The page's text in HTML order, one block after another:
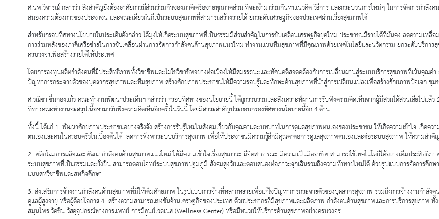
ศ.นพ.วิจารณ์ กล่าวว่า สิ่งสำคัญยังต้องอาศัยการมีส่วนร่วมกันของภาคีเครือข่ายทุกภาคส่วน ที่จะเข้ามาร่วมกันหาแนวคิด วิธีการ และกระบวนการใหม่ๆ ในการจัดการกำ
สนองความต้องการของประชาชน และขณะเดียวกันก็เป็นระบบสุขภาพที่สามารถสร้างรายได้ ยกระดับเศรษฐกิจของประเทศผ่านเรื่องสุขภาพได้
สำหรับกรอบทิศทางนโยบายในประเด็นดังกล่าว ได้มุ่งให้เกิดระบบสุขภาพที่เป็นธรรมมีส่วนสำคัญในการขับเคลื่อนเศรษฐกิจยุคใหม่ ประชาชนมีรายได้ที่มั่นคง ลดความเหลื่
การร่วมพลังของภาคีเครือข่ายในการขับเคลื่อนผ่านการจัดการกำลังคนด้านสุขภาพแนวใหม่ ทำงานแบบทีมสุขภาพที่มีคุณภาพด้วยเทคโนโลยีและนวัตกรรม ยกระดับบริกา
ครบวงจรเพื่อสร้างรายได้ให้ประเทศ
โดยการลงทุนผลิตกําลังคนที่มีประสิทธิภาพทั้งวิชาชีพและไม่ใช่วิชาชีพอย่างต่อเนื่องให้มีสมรรถนะและทัศนคติสอดคล้องกับการเปลี่ยนผ่านสู่ระบบบริการสุขภาพที่เน้นคุณค่
ปัญหาการกระจายตัวของบุคลากรสุขภาพและทีมสุขภาพ สร้างศักยภาพประชาชนให้มีความรอบรู้และทักษะด้านสุขภาพที่นําสู่การเปลี่ยนแปลงเพื่อสร้างศักยภาพปัจเจก ชุม
ศ.วณิชา ชื่นกองแก้ว คณะทำงานพัฒนาประเด็นฯ กล่าวว่า กรอบทิศทางของนโยบายนี้ ได้ถูกรวบรวมและสังเคราะห์ผ่านการรับฟังความคิดเห็นจากผู้มีส่วนได้ส่วนเสียไปแล้
ที่ทางคณะทำงานจะสรุปเนื้อหามารับฟังความคิดเห็นอีกครั้งในวันนี้ โดยมีสาระสำคัญประกอบกรองทิศทางนโยบายนี้อีก 4 ด้าน
ทั้งนี้ ได้แก่ 1. พัฒนาศักยภาพประชาชนอย่างจริงจัง สร้างการรับรู้ใหม่ในสังคมเกี่ยวกับคุณค่าและบทบาทในการดูแลสุขภาพตนเองของประชาชน ให้เกิดความเข้าใจ เกิด
ตนเองและคนในครอบครัวในเบื้องต้นได้ ลดการพึ่งพาระบบบริการสุขภาพ เพื่อให้ประชาชนมีความรู้สึกมีคุณค่าต่อการดูแลสุขภาพตนเองและต่อระบบสุขภาพ ให้ความสำ
2. พลิกโฉมการผลิตและพัฒนากำลังคนด้านสุขภาพแนวใหม่ ให้มีความเข้าใจเรื่องสุขภาวะ มีจิตสาธารณะ มีความเป็นมืออาชีพ สามารถใช้เทคโนโลยีได้อย่างเต็มประสิท
ระบบสุขภาพที่เป็นธรรมและยั่งยืน สามารถตอบโจทย์ระบบสุขภาพปฐมภูมิ สังคมสูงวัยและตอบสนองต่อภาวะฉุกเฉินรวมถึงความท้าทายใหม่ได้ ด้วยรูปแบบการจัดการศึก
แบบสหวิชาชีพและสหกิจศึกษา
3. ส่งเสริมการจ้างงานกำลังคนด้านสุขภาพที่มีให้เต็มศักยภาพ ในรูปแบบการจ้างที่หลากหลายเพื่อแก้ไขปัญหาการกระจายตัวของบุคลากรสุขภาพ รวมถึงการจ้างงานกำลั
ดูแลผู้สูงอายุ หรือผู้ด้อยโอกาส 4. สร้างความสามารถแข่งขันด้านเศรษฐกิจของประเทศ ด้วยประชากรที่มีสุขภาพและผลิตภาพ กำลังคนด้านสุขภาพและการบริการสุขภา
สมุนไพร วัคซีน วัสดุอุปกรณ์ทางการแพทย์ การมีศูนย์เวลเนส (Wellness Center) หรือมีหน่วยให้บริการด้านสุขภาพอย่างครบวงจร